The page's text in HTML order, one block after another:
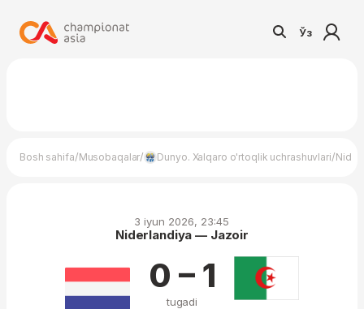
Ўз
Bosh sahifa/Musobaqalar/ Dunyo. Xalqaro o'rtoqlik uchrashuvlari/
3 iyun 2026, 23:45
Niderlandiya — Jazoir
0 – 1
tugadi